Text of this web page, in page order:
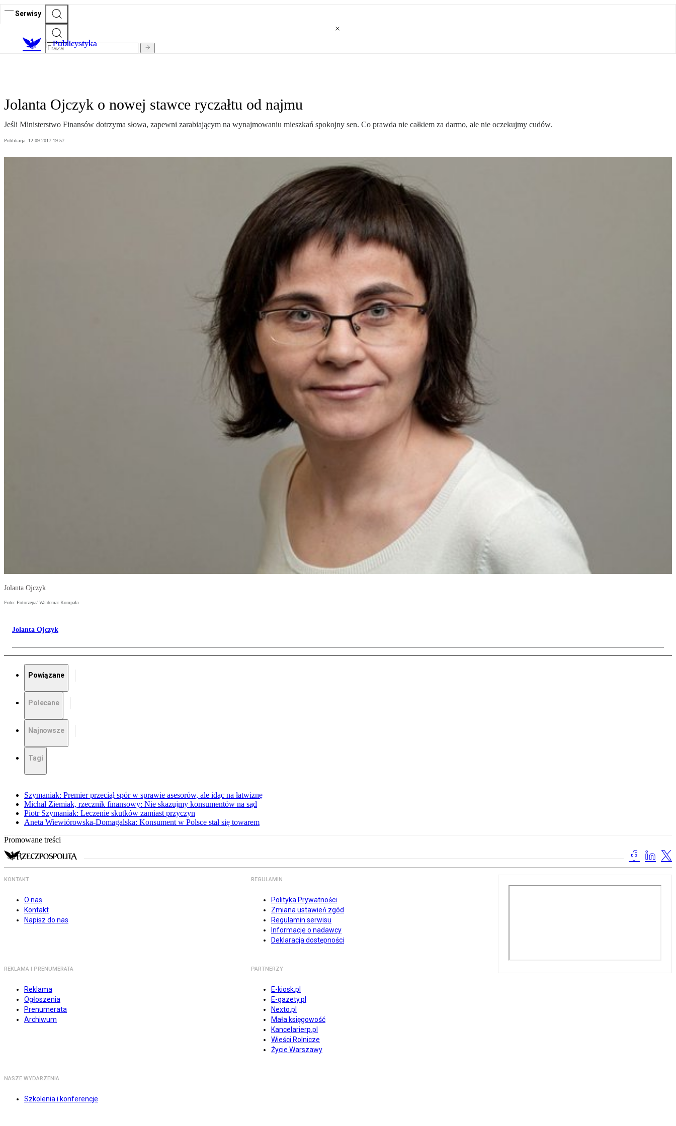
Serwisy
Publicystyka
Jolanta Ojczyk o nowej stawce ryczałtu od najmu
Jeśli Ministerstwo Finansów dotrzyma słowa, zapewni zarabiającym na wynajmowaniu mieszkań spokojny sen. Co prawda nie całkiem za darmo, ale nie oczekujmy cudów.
Publikacja: 12.09.2017 19:57
Jolanta Ojczyk
Foto: Fotorzepa/ Waldemar Kompała
Jolanta Ojczyk
Powiązane
Polecane
Najnowsze
Tagi
Szymaniak: Premier przeciął spór w sprawie asesorów, ale idąc na łatwiznę
Michał Ziemiak, rzecznik finansowy: Nie skazujmy konsumentów na sąd
Piotr Szymaniak: Leczenie skutków zamiast przyczyn
Aneta Wiewiórowska-Domagalska: Konsument w Polsce stał się towarem
Promowane treści
KONTAKT
O nas
Kontakt
Napisz do nas
REGULAMIN
Polityka Prywatności
Zmiana ustawień zgód
Regulamin serwisu
Informacje o nadawcy
Deklaracja dostępności
REKLAMA I PRENUMERATA
Reklama
Ogłoszenia
Prenumerata
Archiwum
PARTNERZY
E-kiosk.pl
E-gazety.pl
Nexto.pl
Mała księgowość
Kancelarierp.pl
Wieści Rolnicze
Życie Warszawy
NASZE WYDARZENIA
Szkolenia i konferencje